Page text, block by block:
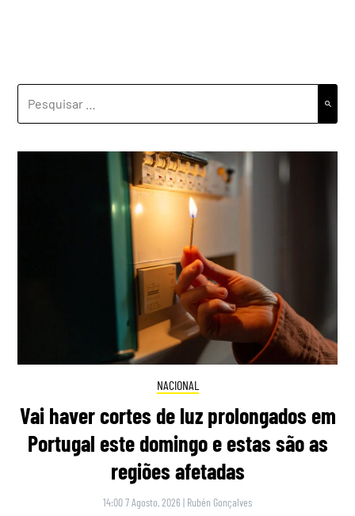
NACIONAL
Vai haver cortes de luz prolongados em
Portugal este domingo e estas são as
regiões afetadas
14:00 7 Agosto, 2026 | Rubén Gonçalves